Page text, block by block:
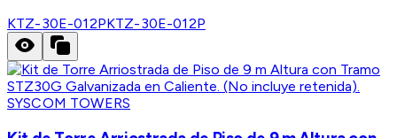
KTZ-30E-012PKTZ-30E-012P
SYSCOM TOWERS